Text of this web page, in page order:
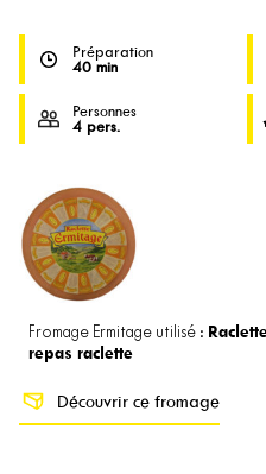
Préparation
40 min
Personnes
4 pers.
Fromage Ermitage utilisé :
repas raclette
Découvrir ce fromage